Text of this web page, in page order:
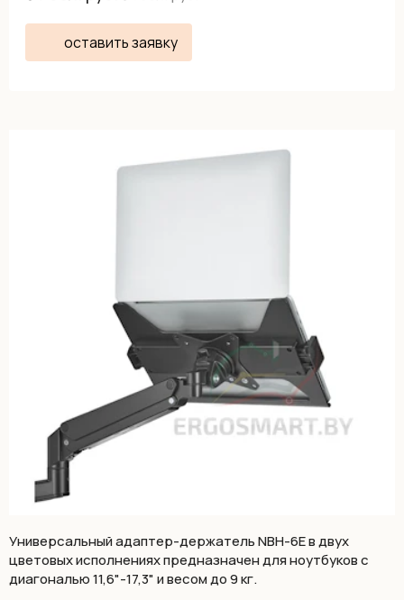
оставить заявку
Универсальный адаптер-держатель NBH-6E в двух
цветовых исполнениях предназначен для ноутбуков с
диагональю 11,6"-17,3" и весом до 9 кг.